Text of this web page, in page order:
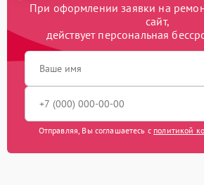
При оформлении заявки на
сайт,
действует персональная
Отправляя, Вы соглашаетесь с политикой